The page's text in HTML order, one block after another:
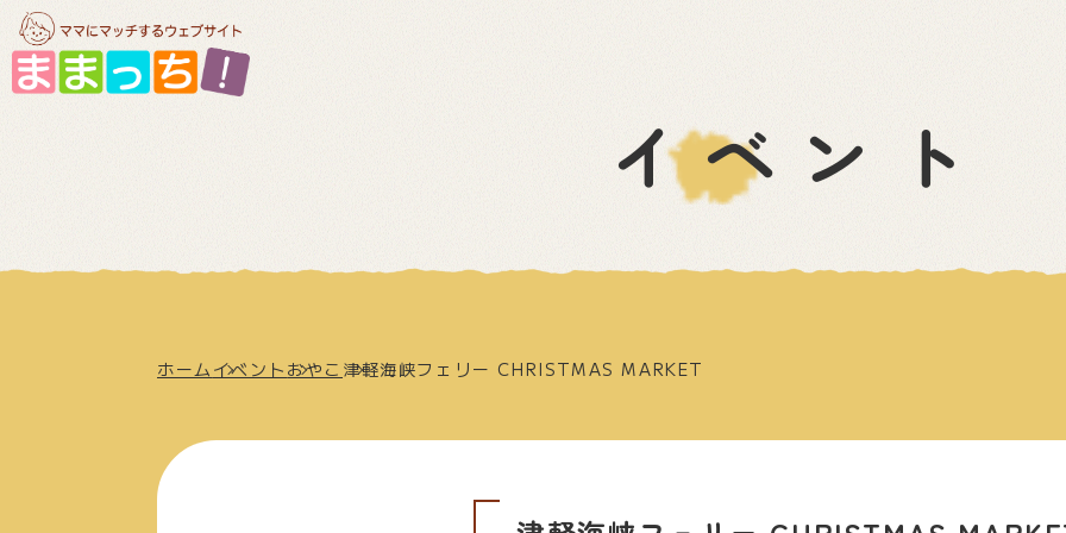
イベント
ホーム イベント おやこ 津軽海峡フェリー CHRISTMAS MARKET